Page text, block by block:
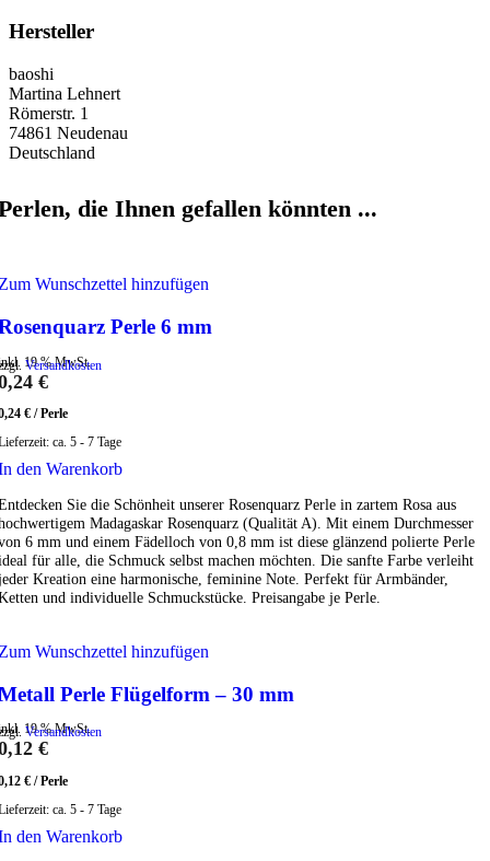
Hersteller
baoshi
Martina Lehnert
Römerstr. 1
74861 Neudenau
Deutschland
die Ihnen gefallen könnten ...
Wunschzettel hinzufügen
Perle 6 mm
19 % MwSt.
Versandkosten
€
€ /Perle
ca. 5 - 7 Tage
den Warenkorb
Sie die Schönheit unserer Rosenquarz Perle in zartem Rosa aus
Madagaskar Rosenquarz (Qualität A). Mit einem Durchmesser
6 mm und einem Fädelloch von 0,8 mm ist diese glänzend polierte Perle
für alle, die Schmuck selbst machen möchten. Die sanfte Farbe verleiht
Kreation eine harmonische, feminine Note. Perfekt für Armbänder,
und individuelle Schmuckstücke. Preisangabe je Perle.
Wunschzettel hinzufügen
Perle Flügelform – 30 mm
19 % MwSt.
Versandkosten
€
€ /Perle
ca. 5 - 7 Tage
den Warenkorb